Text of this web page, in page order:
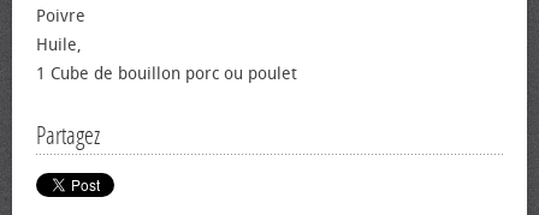
Poivre
Huile,
1 Cube de bouillon porc ou poulet
Partagez